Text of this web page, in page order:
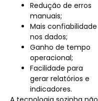
Redução de erros
manuais;
Mais confiabilidade
nos dados;
Ganho de tempo
operacional;
Facilidade para
gerar relatórios e
indicadores.